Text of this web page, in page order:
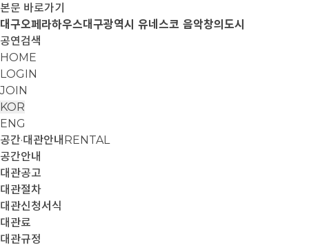
본문 바로가기
대구오페라하우스대구광역시 유네스코 음악창의도시
공연검색
HOME
LOGIN
JOIN
KOR
ENG
공간·대관안내 RENTAL
공간안내
대관공고
대관절차
대관신청서식
대관료
대관규정